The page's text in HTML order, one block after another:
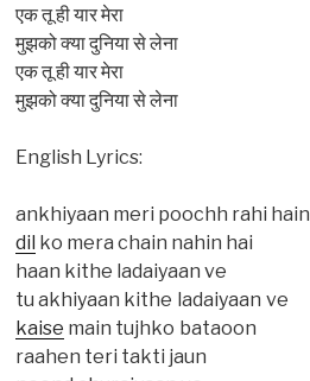
एक तू ही यार मेरा
मुझको क्या दुनिया से लेना
एक तू ही यार मेरा
मुझको क्या दुनिया से लेना
English Lyrics:
ankhiyaan meri poochh rahi hain
dil ko mera chain nahin hai
haan kithe ladaiyaan ve
tu akhiyaan kithe ladaiyaan ve
kaise main tujhko bataoon
raahen teri takti jaun